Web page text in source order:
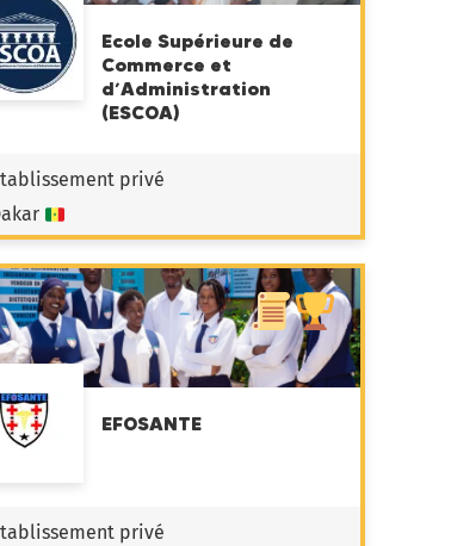
Ecole Supérieure de
Commerce et
d’Administration
(ESCOA)
privé
EFOSANTE
privé